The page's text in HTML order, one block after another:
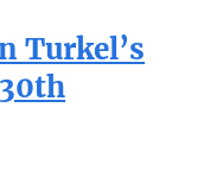
Turkel’s